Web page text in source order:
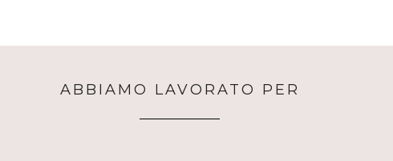
ABBIAMO LAVORATO PER